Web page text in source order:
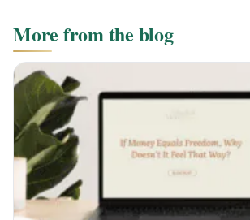
More from the blog